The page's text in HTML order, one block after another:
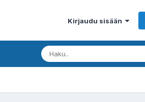
Kirjaudu sisään